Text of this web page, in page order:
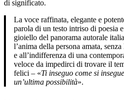
di significato.
La voce raffinata, elegante e
parola di un testo intriso di poesia
gioiello del panorama autorale
l’anima della persona amata,
e all’indifferenza di una
veloce da impedirci di trovare il
felici – «Ti inseguo come si
un’ultima possibilità».